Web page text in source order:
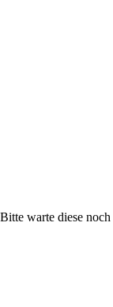
warte diese